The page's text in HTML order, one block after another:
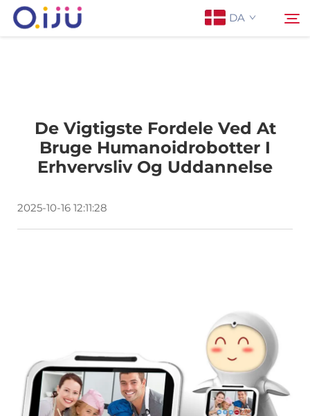
DA
Om os
Produkter
Anvendelse
Kontakt os
De Vigtigste Fordele Ved At
Bruge Humanoidrobotter I
Erhvervsliv Og Uddannelse
2025-10-16 12:11:28